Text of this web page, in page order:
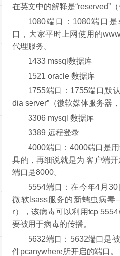
在英文中的解释是“reserved”（
1080端口：1080端口
口，大家平时上网使用的
代理服务。
1433 mssql数据库
1521 oracle 数据库
1755端口：1755端口默
dia server”（微软媒体服务器
3306 mysql 数据库
3389 远程登录
4000端口：4000端口是
具的，再细说就是为 客户端
端口是8000。
5554端口：在今年4月
微软lsass服务的新蠕虫病
r），该病毒可以利用tcp
要被用于病毒的传播。
5632端口：5632端口是
件pcanywhere所开启的端口。